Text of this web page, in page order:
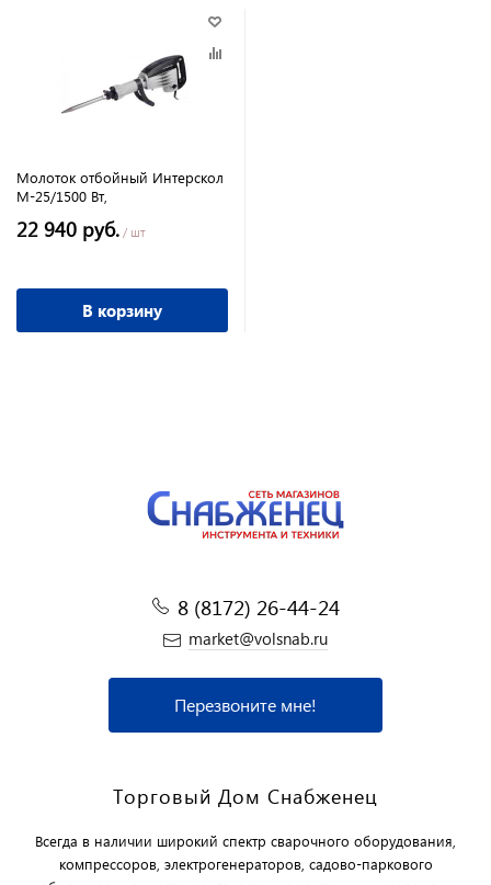
Молоток отбойный Интерскол
М-25/1500 Вт,
22 940 руб. / шт
В корзину
8 (8172) 26-44-24
market@volsnab.ru
Перезвоните мне!
Торговый Дом Снабженец
Всегда в наличии широкий спектр сварочного оборудования,
компрессоров, электрогенераторов, садово-паркового